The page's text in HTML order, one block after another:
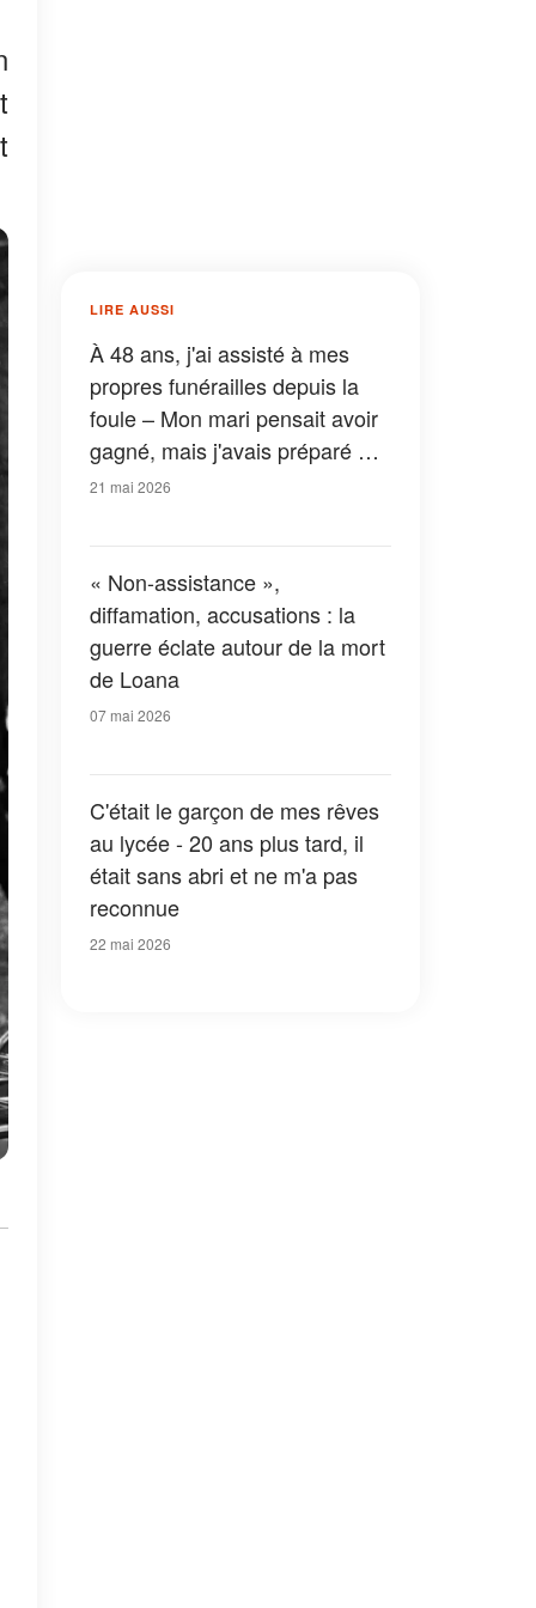
LIRE AUSSI
À 48 ans, j'ai assisté à mes
propres funérailles depuis la
foule – Mon mari pensait avoir
gagné, mais j'avais préparé ma
revanche
21 mai 2026
« Non-assistance »,
diffamation, accusations : la
guerre éclate autour de la mort
de Loana
07 mai 2026
C'était le garçon de mes rêves
au lycée - 20 ans plus tard, il
était sans abri et ne m'a pas
reconnue
22 mai 2026